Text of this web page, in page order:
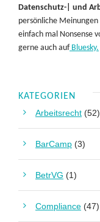
Datenschutz-| und
persönliche
einfach mal Nonsense
gerne auch aufBluesky.
KATEGORIEN
Arbeitsrecht (52)
BarCamp (3)
BetrVG (1)
Compliance (47)